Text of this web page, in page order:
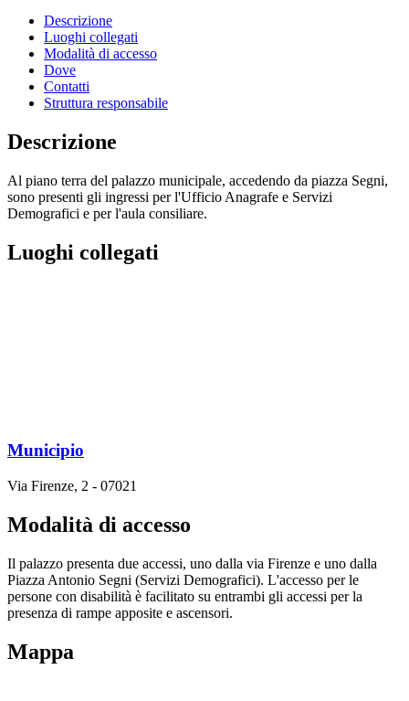
Descrizione
Luoghi collegati
Modalità di accesso
Dove
Contatti
Struttura responsabile
Descrizione
Al piano terra del palazzo municipale, accedendo da piazza Segni,
sono presenti gli ingressi per l'Ufficio Anagrafe e Servizi
Demografici e per l'aula consiliare.
Luoghi collegati
Municipio
Via Firenze, 2 - 07021
Modalità di accesso
Il palazzo presenta due accessi, uno dalla via Firenze e uno dalla
Piazza Antonio Segni (Servizi Demografici). L'accesso per le
persone con disabilità è facilitato su entrambi gli accessi per la
presenza di rampe apposite e ascensori.
Mappa